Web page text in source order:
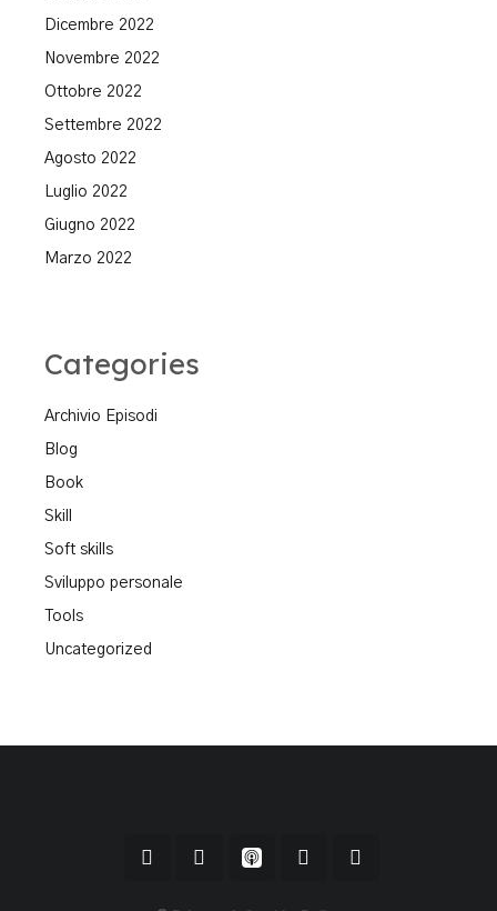
Dicembre 2022
Novembre 2022
Ottobre 2022
Settembre 2022
Agosto 2022
Luglio 2022
Giugno 2022
Marzo 2022
Categories
Archivio Episodi
Blog
Book
Skill
Soft skills
Sviluppo personale
Tools
Uncategorized